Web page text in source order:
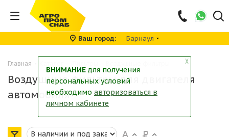
Ваш город Барнаул
Главная -
Воздушные фильтры для двигателя
автомобиля
╳
ВНИМАНИЕ для получения
персональных условий
необходимо авторизоваться в
личном кабинете